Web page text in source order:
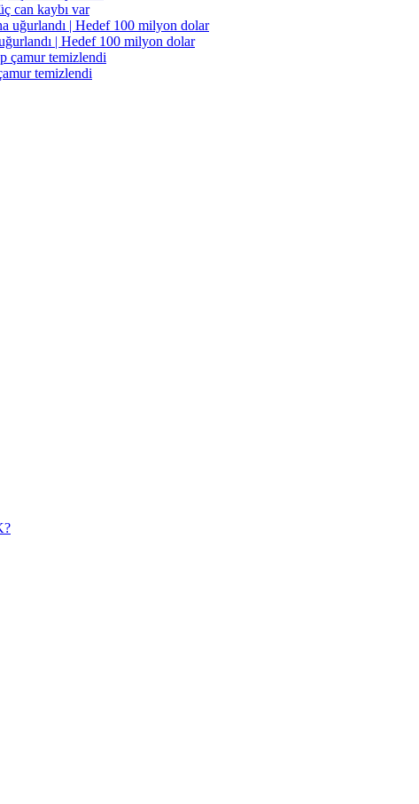
can kaybı var
| Hedef 100 milyon dolar
temizlendi